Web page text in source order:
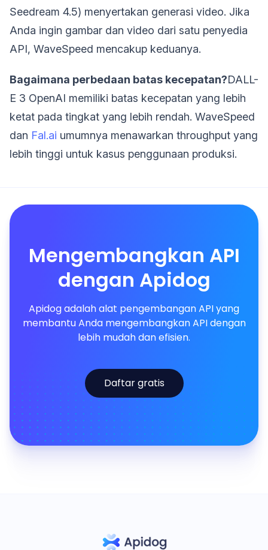
Seedream 4.5) menyertakan generasi video. Jika
Anda ingin gambar dan video dari satu penyedia
API, WaveSpeed mencakup keduanya.
Bagaimana perbedaan batas kecepatan?DALL-
E 3 OpenAI memiliki batas kecepatan yang lebih
ketat pada tingkat yang lebih rendah. WaveSpeed
dan Fal.ai umumnya menawarkan throughput yang
lebih tinggi untuk kasus penggunaan produksi.
Mengembangkan API
dengan Apidog
Apidog adalah alat pengembangan API yang
membantu Anda mengembangkan API dengan
lebih mudah dan efisien.
Daftar gratis